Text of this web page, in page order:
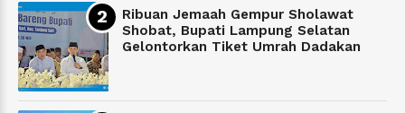
Ribuan Jemaah Gempur Sholawat
Shobat, Bupati Lampung Selatan
Gelontorkan Tiket Umrah Dadakan